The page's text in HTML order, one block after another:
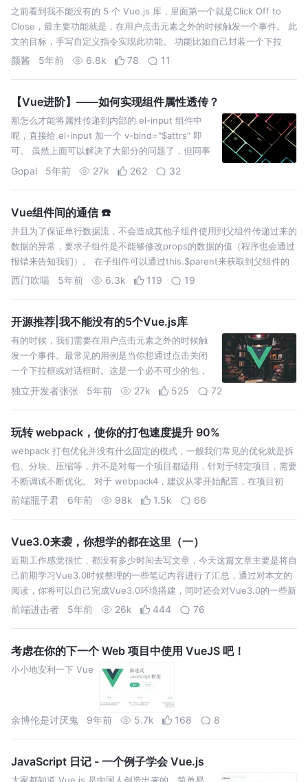
之前看到我不能没有的 5 个 Vue.js 库，里面第一个就是Click Off to
Close，最主要功能就是，在用户点击元素之外的时候触发一个事件。 此
文的目标，手写自定义指令实现此功能。 功能比如自己封装一个下拉
框，或者封装一个日历，希望在点击非下拉框部分，能关闭下拉框…
颜酱 5年前 6.8k 78 11
【Vue进阶】——如何实现组件属性透传？
那怎么才能将属性传递到内部的 el-input 组件中
呢，直接给 el-input 加一个 v-bind="$attrs" 即
可。 虽然上面可以解决了大部分的问题了，但同事
发现并不能满足场景，主要是他用了动态组件
Gopal 5年前 27k 262 32
Vue组件间的通信 ☎️
并且为了保证单行数据流，不会造成其他子组件使用到父组件传递过来的
数据的异常，要求子组件是不能够修改props的数据的值（程序也会通过
报错来告知我们）。 在子组件可以通过this.$parent来获取到父组件的
实例，从而从实例上面调用子组件的属性或者方法！用法同上。 当我们
西门吹喵 5年前 6.3k 119 19
开源推荐|我不能没有的5个Vue.js库
有的时候，我们需要在用户点击元素之外的时候触
发一个事件。最常见的用例是当你想通过点击关闭
一个下拉框或对话框时。这是一个必不可少的包，
几乎在我构建的每个应用中都会用到。 我通常会将
独立开发者张张 5年前 27k 525 72
玩转 webpack，使你的打包速度提升 90%
webpack 打包优化并没有什么固定的模式，一般我们常见的优化就是拆
包、分块、压缩等，并不是对每一个项目都适用，针对于特定项目，需要
不断调试不断优化。 对于 webpack4，建议从零开始配置，在项目初
期，使用 webpack4 默认的配置。 接下来，本篇文章会列出所有适用
前端瓶子君 6年前 98k 1.5k 66
Vue3.0来袭，你想学的都在这里（一）
近期工作感觉很忙，都没有多少时间去写文章，今天这篇文章主要是将自
己前期学习Vue3.0时候整理的一些笔记内容进行了汇总，通过对本文的
阅读，你将可以自己完成Vue3.0环境搭建，同时还会对Vue3.0的一些新
的特性进行了解，方便自己进行Vue3.0的学习。 在前面的文章中，我们
前端进击者 5年前 26k 444 76
考虑在你的下一个 Web 项目中使用 VueJS 吧！
小小地安利一下 Vue
余博伦是讨厌鬼 9年前 5.7k 168 8
JavaScript 日记 - 一个例子学会 Vue.js